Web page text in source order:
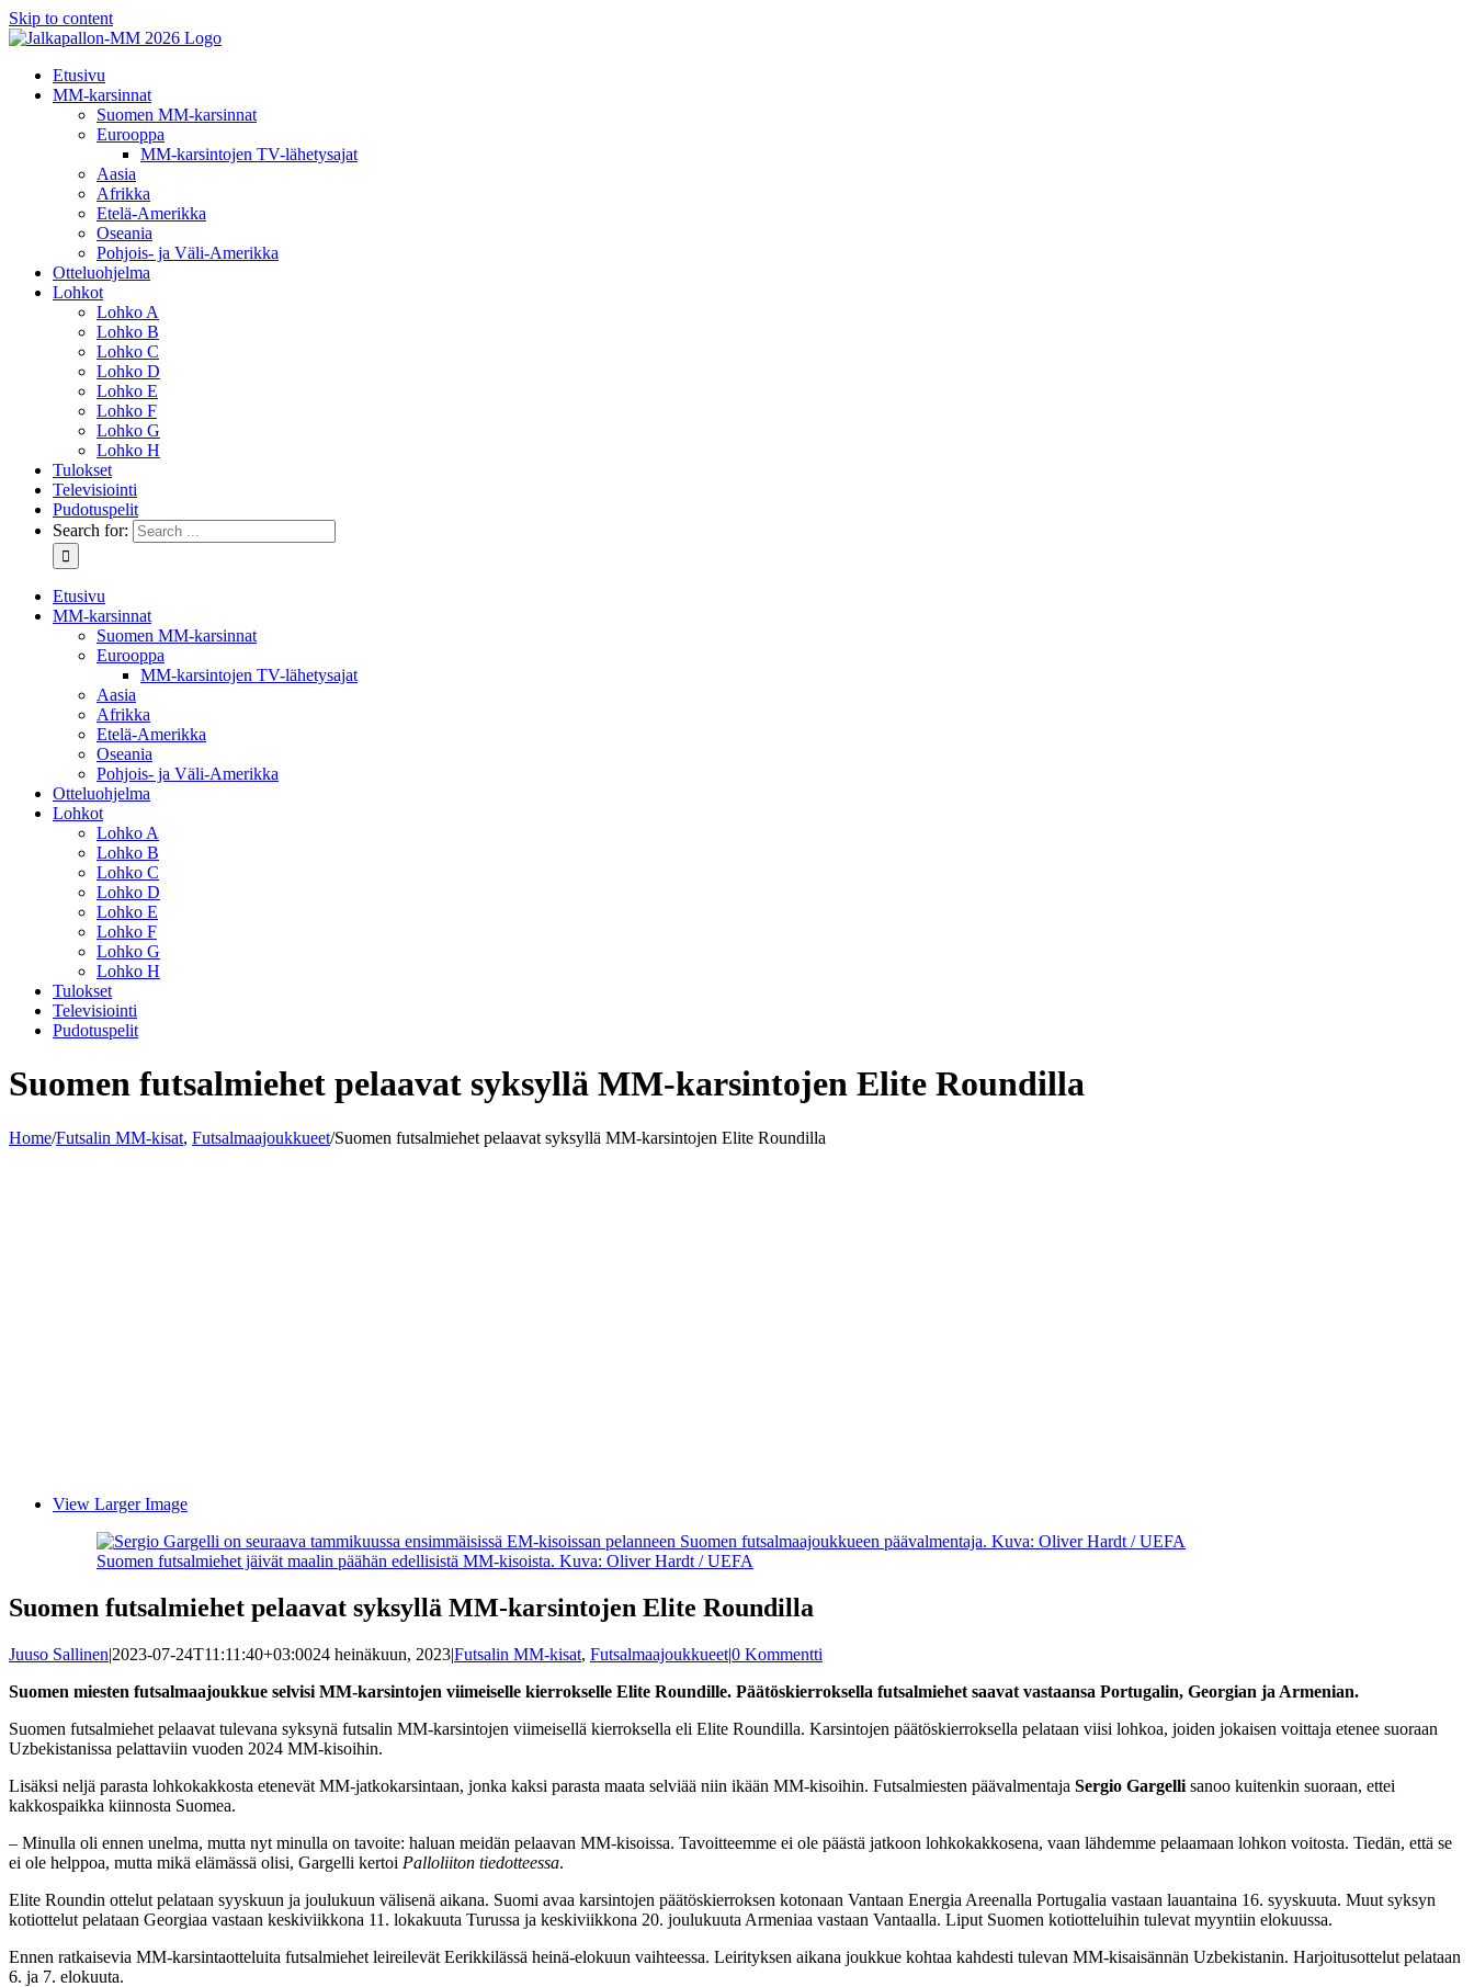
Skip to content
Etusivu
MM-karsinnat
Suomen MM-karsinnat
Eurooppa
MM-karsintojen TV-lähetysajat
Aasia
Afrikka
Etelä-Amerikka
Oseania
Pohjois- ja Väli-Amerikka
Otteluohjelma
Lohkot
Lohko A
Lohko B
Lohko C
Lohko D
Lohko E
Lohko F
Lohko G
Lohko H
Tulokset
Televisiointi
Pudotuspelit
Search for:
Etusivu
MM-karsinnat
Suomen MM-karsinnat
Eurooppa
MM-karsintojen TV-lähetysajat
Aasia
Afrikka
Etelä-Amerikka
Oseania
Pohjois- ja Väli-Amerikka
Otteluohjelma
Lohkot
Lohko A
Lohko B
Lohko C
Lohko D
Lohko E
Lohko F
Lohko G
Lohko H
Tulokset
Televisiointi
Pudotuspelit
Suomen futsalmiehet pelaavat syksyllä MM-karsintojen Elite Roundilla
Home/Futsalin MM-kisat, Futsalmaajoukkueet/Suomen futsalmiehet pelaavat syksyllä MM-karsintojen Elite Roundilla
View Larger Image
Suomen futsalmiehet jäivät maalin päähän edellisistä MM-kisoista. Kuva: Oliver Hardt / UEFA
Suomen futsalmiehet pelaavat syksyllä MM-karsintojen Elite Roundilla
Juuso Sallinen|2023-07-24T11:11:40+03:0024 heinäkuun, 2023|Futsalin MM-kisat, Futsalmaajoukkueet|0 Kommentti
Suomen miesten futsalmaajoukkue selvisi MM-karsintojen viimeiselle kierrokselle Elite Roundille. Päätöskierroksella futsalmiehet saavat vastaansa Portugalin, Georgian ja Armenian.
Suomen futsalmiehet pelaavat tulevana syksynä futsalin MM-karsintojen viimeisellä kierroksella eli Elite Roundilla. Karsintojen päätöskierroksella pelataan viisi lohkoa, joiden jokaisen voittaja etenee suoraan
Uzbekistanissa pelattaviin vuoden 2024 MM-kisoihin.
Lisäksi neljä parasta lohkokakkosta etenevät MM-jatkokarsintaan, jonka kaksi parasta maata selviää niin ikään MM-kisoihin. Futsalmiesten päävalmentaja Sergio Gargelli sanoo kuitenkin suoraan, ettei
kakkospaikka kiinnosta Suomea.
– Minulla oli ennen unelma, mutta nyt minulla on tavoite: haluan meidän pelaavan MM-kisoissa. Tavoitteemme ei ole päästä jatkoon lohkokakkosena, vaan lähdemme pelaamaan lohkon voitosta. Tiedän, että se
ei ole helppoa, mutta mikä elämässä olisi, Gargelli kertoi Palloliiton tiedotteessa.
Elite Roundin ottelut pelataan syyskuun ja joulukuun välisenä aikana. Suomi avaa karsintojen päätöskierroksen kotonaan Vantaan Energia Areenalla Portugalia vastaan lauantaina 16. syyskuuta. Muut syksyn
kotiottelut pelataan Georgiaa vastaan keskiviikkona 11. lokakuuta Turussa ja keskiviikkona 20. joulukuuta Armeniaa vastaan Vantaalla. Liput Suomen kotiotteluihin tulevat myyntiin elokuussa.
Ennen ratkaisevia MM-karsintaotteluita futsalmiehet leireilevät Eerikkilässä heinä-elokuun vaihteessa. Leirityksen aikana joukkue kohtaa kahdesti tulevan MM-kisaisännän Uzbekistanin. Harjoitusottelut pelataan
6. ja 7. elokuuta.